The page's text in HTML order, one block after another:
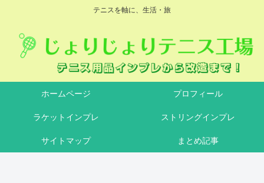
テニスを軸に、生活・旅
ホームページ プロフィール
ラケットインプレ ストリングインプレ
サイトマップ まとめ記事